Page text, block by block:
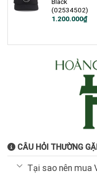
(02534502)
1.200.000₫
CÂU HỎI THƯỜNG
Tại sao nên mua